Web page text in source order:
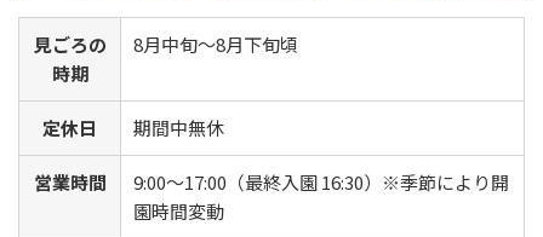
見ごろの
時期
8月中旬～8月下旬頃
定休日 期間中無休
営業時間
9:00～17:00（最終入園 16:30）※季節により開
園時間変動